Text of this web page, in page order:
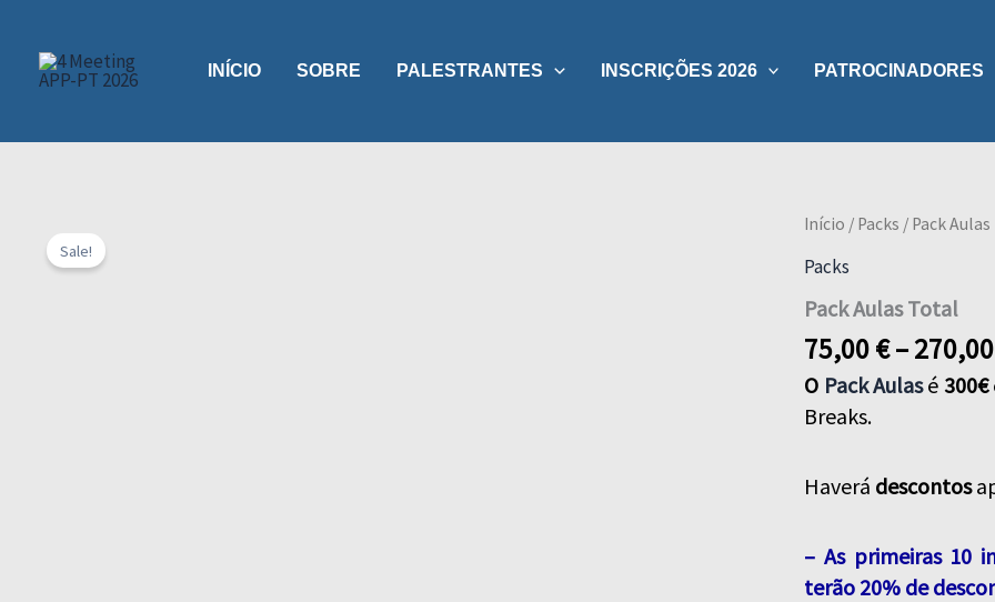
content
INÍCIO SOBRE PALESTRANTES INSCRIÇÕES 2026 PATROCINADORES
Sale!
Início / Packs / Pack
Packs
Pack Aulas Total
75,00€–
O Pack Aulas é 300€
Breaks.
Haverá descontos
– As primeiras 10
terão 20% de